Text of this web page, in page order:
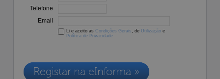
Telefone
Email
Li e aceito as Condições Gerais , de Utilização e
Política de Privacidade
Registar na eInforma »